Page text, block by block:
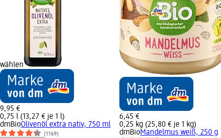
wählen
9,95 €
0,75 l (13,27 € je 1 l)
dmBioOlivenöl extra nativ, 750 ml
(1169)
6,45 €
0,25 kg (25,80 € je 1 kg)
dmBioMandelmus weiß, 250 g